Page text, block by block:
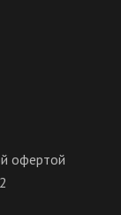
офертой